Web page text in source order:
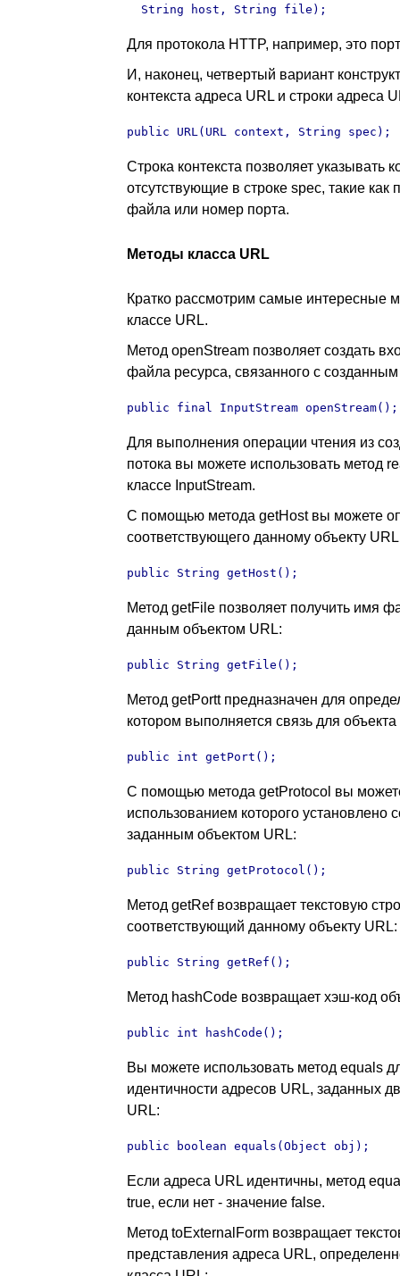
  String host, String file);
Для протокола HTTP, например, это
И, наконец, четвертый вариант
контекста адреса URL и строки адреса
public URL(URL context, String spec);
Строка контекста позволяет указывать
отсутствующие в строке spec, такие как
файла или номер порта.
Методы класса URL
Кратко рассмотрим самые интересные
классе URL.
Метод openStream позволяет создать
файла ресурса, связанного с
public final InputStream openStream();
Для выполнения операции чтения из
потока вы можете использовать метод
классе InputStream.
С помощью метода getHost вы можете
соответствующего данному объекту
public String getHost();
Метод getFile позволяет получить имя
данным объектом URL:
public String getFile();
Метод getPortt предназначен для
котором выполняется связь для
public int getPort();
С помощью метода getProtocol вы
использованием которого установлено
заданным объектом URL:
public String getProtocol();
Метод getRef возвращает текстовую
соответствующий данному объекту URL:
public String getRef();
Метод hashCode возвращает хэш-код
public int hashCode();
Вы можете использовать метод equals
идентичности адресов URL, заданных
URL:
public boolean equals(Object obj);
Если адреса URL идентичны, метод
true, если нет - значение false.
Метод toExternalForm возвращает
представления адреса URL,